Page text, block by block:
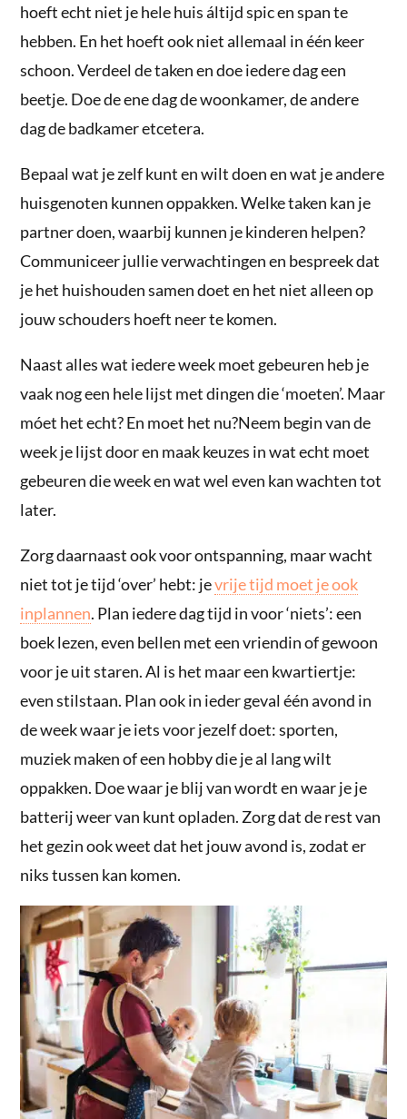
hoeft echt niet je hele huis áltijd spic en span te
hebben. En het hoeft ook niet allemaal in één keer
schoon. Verdeel de taken en doe iedere dag een
beetje. Doe de ene dag de woonkamer, de andere
dag de badkamer etcetera.
Bepaal wat je zelf kunt en wilt doen en wat je andere
huisgenoten kunnen oppakken. Welke taken kan je
partner doen, waarbij kunnen je kinderen helpen?
Communiceer jullie verwachtingen en bespreek dat
je het huishouden samen doet en het niet alleen op
jouw schouders hoeft neer te komen.
Naast alles wat iedere week moet gebeuren heb je
vaak nog een hele lijst met dingen die ‘moeten’. Maar
móet het echt? En moet het nu?Neem begin van de
week je lijst door en maak keuzes in wat echt moet
gebeuren die week en wat wel even kan wachten tot
later.
Zorg daarnaast ook voor ontspanning, maar wacht
niet tot je tijd ‘over’ hebt: jevrije tijd moet je ook
inplannen. Plan iedere dag tijd in voor ‘niets’: een
boek lezen, even bellen met een vriendin of gewoon
voor je uit staren. Al is het maar een kwartiertje:
even stilstaan. Plan ook in ieder geval één avond in
de week waar je iets voor jezelf doet: sporten,
muziek maken of een hobby die je al lang wilt
oppakken. Doe waar je blij van wordt en waar je je
batterij weer van kunt opladen. Zorg dat de rest van
het gezin ook weet dat het jouw avond is, zodat er
niks tussen kan komen.